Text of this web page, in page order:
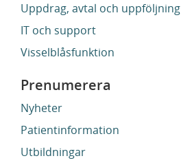
Uppdrag, avtal och uppföljning
IT och support
Visselblåsfunktion
Prenumerera
Nyheter
Patientinformation
Utbildningar